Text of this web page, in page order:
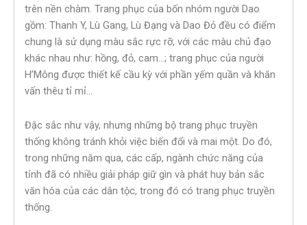
trên nền chàm. Trang phục của bốn nhóm người Dao
gồm: Thanh Y, Lù Gang, Lù Đạng và Dao Đỏ đều có điểm
chung là sử dụng màu sắc rực rỡ, với các màu chủ đạo
khác nhau như: hồng, đỏ, cam…; trang phục của người
H’Mông được thiết kế cầu kỳ với phần yếm quần và khăn
vấn thêu tỉ mỉ…
Đặc sắc như vậy, nhưng những bộ trang phục truyền
thống không tránh khỏi việc biến đổi và mai một. Do đó,
trong những năm qua, các cấp, ngành chức năng của
tỉnh đã có nhiều giải pháp giữ gìn và phát huy bản sắc
văn hóa của các dân tộc, trong đó có trang phục truyền
thống.